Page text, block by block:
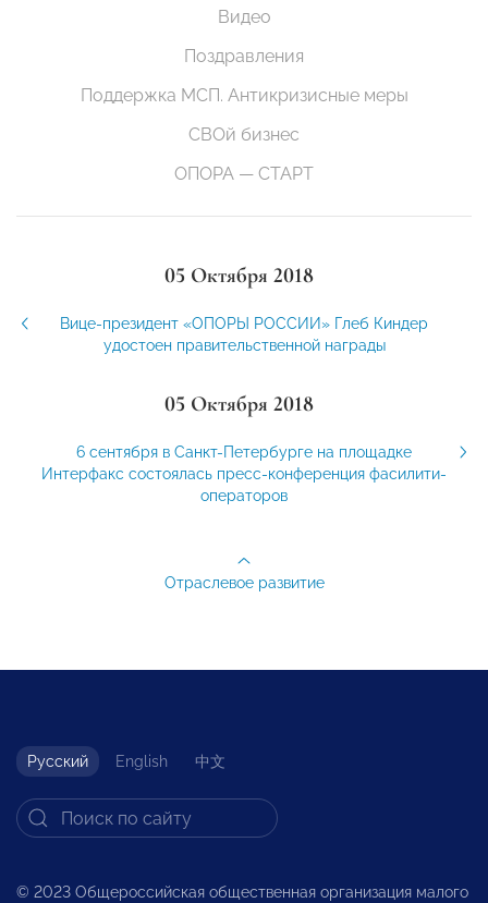
Видео
Поздравления
Поддержка МСП. Антикризисные меры
СВОй бизнес
ОПОРА — СТАРТ
05 Октября 2018
Вице-президент «ОПОРЫ РОССИИ» Глеб Киндер
удостоен правительственной награды
05 Октября 2018
6 сентября в Санкт-Петербурге на площадке
Интерфакс состоялась пресс-конференция фасилити-
операторов
Отраслевое развитие
Русский English 中文
© 2023 Общероссийская общественная организация малого